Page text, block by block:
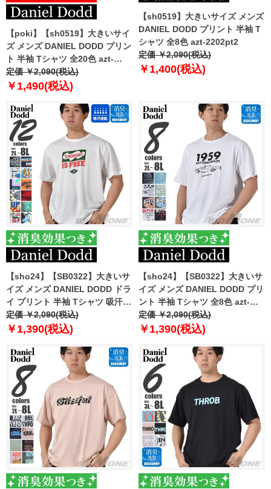
【poki】【sh0519】大きいサイ
ズ メンズ DANIEL DODD プリン
ト 半袖 Tシャツ 全20色 azt-
2202pt1
定価 ￥2,090(税込)
￥1,490(税込)
【sh0519】大きいサイズ メンズ
DANIEL DODD プリント 半袖 T
シャツ 全8色 azt-2202pt2
定価 ￥2,090(税込)
￥1,400(税込)
【sho24】【SB0322】大きいサ
イズ メンズ DANIEL DODD ドラ
イ プリント 半袖 Tシャツ 吸汗速
乾 azt-2402dry
定価 ￥2,090(税込)
￥1,390(税込)
【sho24】【SB0322】大きいサ
イズ メンズ DANIEL DODD プリ
ント 半袖 Tシャツ 全8色 azt-
2402pt1
定価 ￥2,090(税込)
￥1,390(税込)